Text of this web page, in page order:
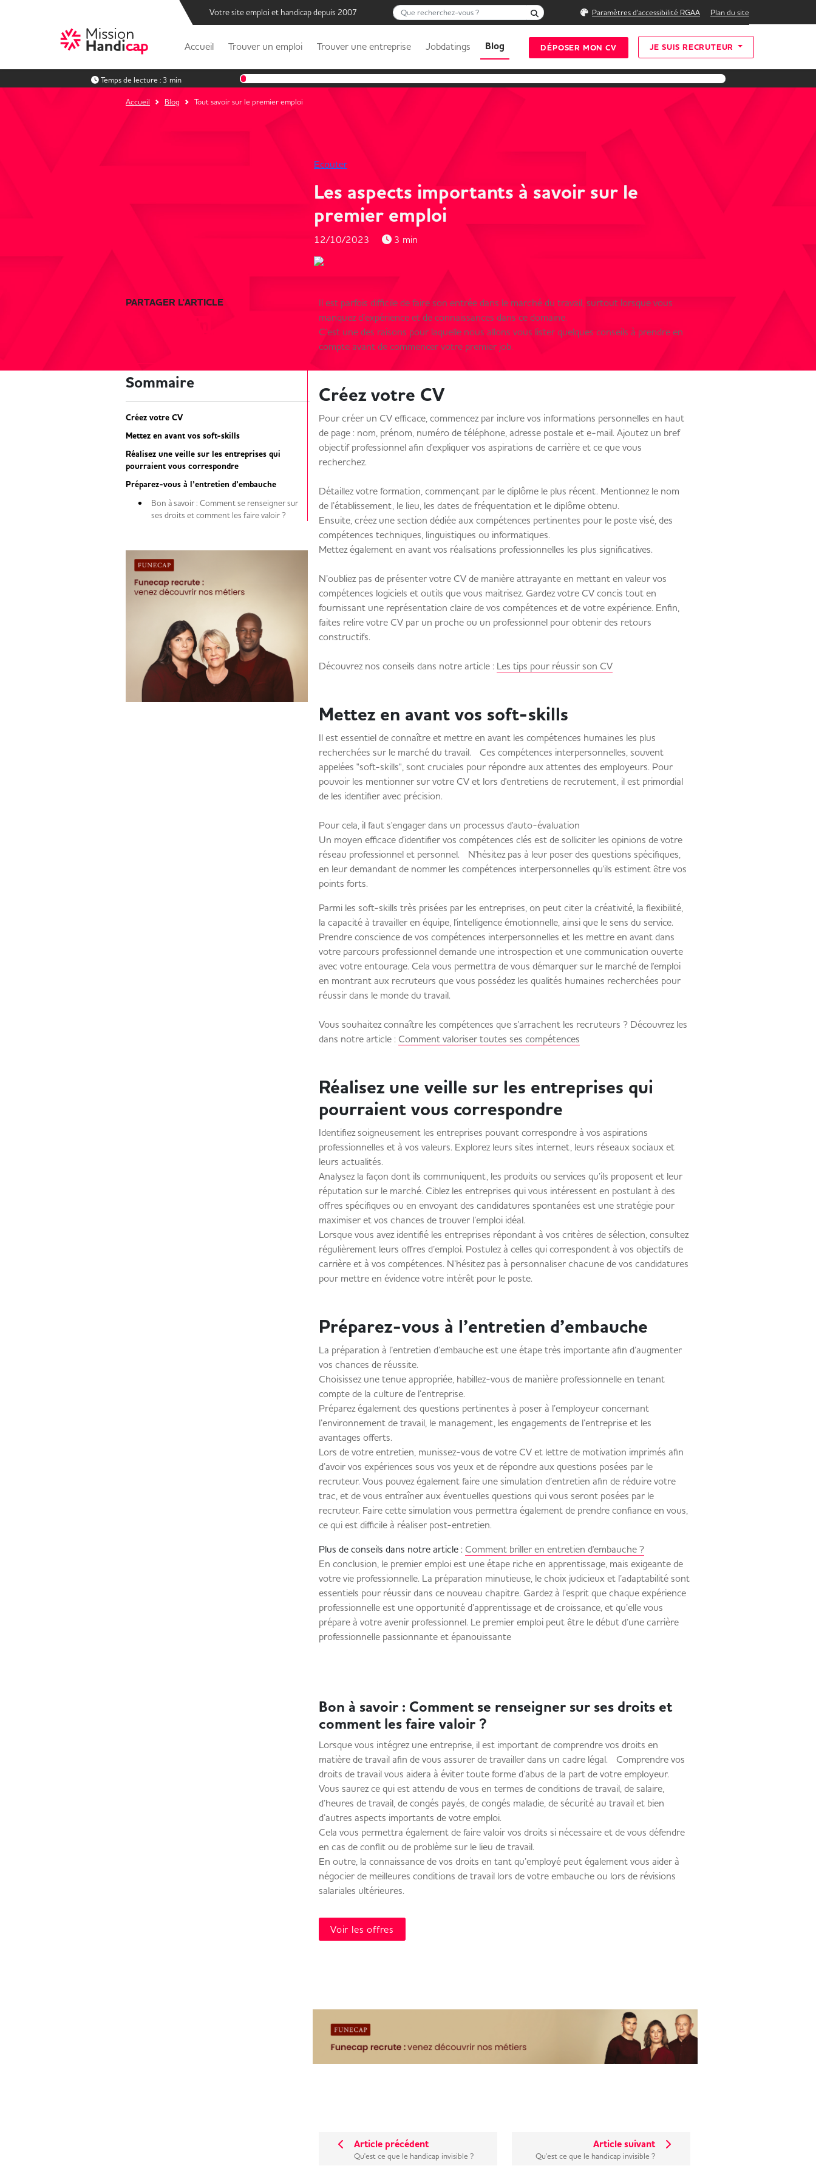
Votre site emploi et handicap depuis 2007 Que recherchez-vous ? Rechercher Paramètres d'accessibilité RGAA Plan du site
Accueil Trouver un emploi Trouver une entreprise Jobdatings Blog DÉPOSER MON CV JE SUIS RECRUTEUR
Temps de lecture : 3 min
Accueil Blog Tout savoir sur le premier emploi
Ecouter
Les aspects importants à savoir sur le
premier emploi
12/10/2023 3 min
PARTAGER L'ARTICLE
Sommaire
Créez votre CV
Mettez en avant vos soft-skills
Réalisez une veille sur les entreprises qui
pourraient vous correspondre
Préparez-vous à l’entretien d’embauche
Bon à savoir : Comment se renseigner sur
ses droits et comment les faire valoir ?
Il est parfois difficile de faire son entrée dans le marché du travail, surtout lorsque vous
manquez d’expérience et de connaissances dans ce domaine.
C’est une des raisons pour laquelle nous allons vous lister quelques conseils à prendre en
compte avant de commencer votre premier job.
Créez votre CV
Pour créer un CV efficace, commencez par inclure vos informations personnelles en haut
de page : nom, prénom, numéro de téléphone, adresse postale et e-mail. Ajoutez un bref
objectif professionnel afin d'expliquer vos aspirations de carrière et ce que vous
recherchez.
Détaillez votre formation, commençant par le diplôme le plus récent. Mentionnez le nom
de l’établissement, le lieu, les dates de fréquentation et le diplôme obtenu.
Ensuite, créez une section dédiée aux compétences pertinentes pour le poste visé, des
compétences techniques, linguistiques ou informatiques.
Mettez également en avant vos réalisations professionnelles les plus significatives.
N’oubliez pas de présenter votre CV de manière attrayante en mettant en valeur vos
compétences logiciels et outils que vous maitrisez. Gardez votre CV concis tout en
fournissant une représentation claire de vos compétences et de votre expérience. Enfin,
faites relire votre CV par un proche ou un professionnel pour obtenir des retours
constructifs.
Découvrez nos conseils dans notre article : Les tips pour réussir son CV
Mettez en avant vos soft-skills
Il est essentiel de connaître et mettre en avant les compétences humaines les plus
recherchées sur le marché du travail. Ces compétences interpersonnelles, souvent
appelées "soft-skills", sont cruciales pour répondre aux attentes des employeurs. Pour
pouvoir les mentionner sur votre CV et lors d'entretiens de recrutement, il est primordial
de les identifier avec précision.
Pour cela, il faut s'engager dans un processus d'auto-évaluation
Un moyen efficace d'identifier vos compétences clés est de solliciter les opinions de votre
réseau professionnel et personnel. N'hésitez pas à leur poser des questions spécifiques,
en leur demandant de nommer les compétences interpersonnelles qu'ils estiment être vos
points forts.
Parmi les soft-skills très prisées par les entreprises, on peut citer la créativité, la flexibilité,
la capacité à travailler en équipe, l'intelligence émotionnelle, ainsi que le sens du service.
Prendre conscience de vos compétences interpersonnelles et les mettre en avant dans
votre parcours professionnel demande une introspection et une communication ouverte
avec votre entourage. Cela vous permettra de vous démarquer sur le marché de l'emploi
en montrant aux recruteurs que vous possédez les qualités humaines recherchées pour
réussir dans le monde du travail.
Vous souhaitez connaître les compétences que s'arrachent les recruteurs ? Découvrez les
dans notre article : Comment valoriser toutes ses compétences
Réalisez une veille sur les entreprises qui
pourraient vous correspondre
Identifiez soigneusement les entreprises pouvant correspondre à vos aspirations
professionnelles et à vos valeurs. Explorez leurs sites internet, leurs réseaux sociaux et
leurs actualités.
Analysez la façon dont ils communiquent, les produits ou services qu’ils proposent et leur
réputation sur le marché. Ciblez les entreprises qui vous intéressent en postulant à des
offres spécifiques ou en envoyant des candidatures spontanées est une stratégie pour
maximiser et vos chances de trouver l’emploi idéal.
Lorsque vous avez identifié les entreprises répondant à vos critères de sélection, consultez
régulièrement leurs offres d’emploi. Postulez à celles qui correspondent à vos objectifs de
carrière et à vos compétences. N’hésitez pas à personnaliser chacune de vos candidatures
pour mettre en évidence votre intérêt pour le poste.
Préparez-vous à l’entretien d’embauche
La préparation à l’entretien d’embauche est une étape très importante afin d’augmenter
vos chances de réussite.
Choisissez une tenue appropriée, habillez-vous de manière professionnelle en tenant
compte de la culture de l’entreprise.
Préparez également des questions pertinentes à poser à l’employeur concernant
l’environnement de travail, le management, les engagements de l’entreprise et les
avantages offerts.
Lors de votre entretien, munissez-vous de votre CV et lettre de motivation imprimés afin
d’avoir vos expériences sous vos yeux et de répondre aux questions posées par le
recruteur. Vous pouvez également faire une simulation d’entretien afin de réduire votre
trac, et de vous entraîner aux éventuelles questions qui vous seront posées par le
recruteur. Faire cette simulation vous permettra également de prendre confiance en vous,
ce qui est difficile à réaliser post-entretien.
Plus de conseils dans notre article : Comment briller en entretien d'embauche ?
En conclusion, le premier emploi est une étape riche en apprentissage, mais exigeante de
votre vie professionnelle. La préparation minutieuse, le choix judicieux et l’adaptabilité sont
essentiels pour réussir dans ce nouveau chapitre. Gardez à l’esprit que chaque expérience
professionnelle est une opportunité d’apprentissage et de croissance, et qu’elle vous
prépare à votre avenir professionnel. Le premier emploi peut être le début d’une carrière
professionnelle passionnante et épanouissante
Bon à savoir : Comment se renseigner sur ses droits et
comment les faire valoir ?
Lorsque vous intégrez une entreprise, il est important de comprendre vos droits en
matière de travail afin de vous assurer de travailler dans un cadre légal. Comprendre vos
droits de travail vous aidera à éviter toute forme d’abus de la part de votre employeur.
Vous saurez ce qui est attendu de vous en termes de conditions de travail, de salaire,
d’heures de travail, de congés payés, de congés maladie, de sécurité au travail et bien
d’autres aspects importants de votre emploi.
Cela vous permettra également de faire valoir vos droits si nécessaire et de vous défendre
en cas de conflit ou de problème sur le lieu de travail.
En outre, la connaissance de vos droits en tant qu’employé peut également vous aider à
négocier de meilleures conditions de travail lors de votre embauche ou lors de révisions
salariales ultérieures.
Voir les offres
Article précédent
Qu'est ce que le handicap invisible ?
Article suivant
Qu'est ce que le handicap invisible ?